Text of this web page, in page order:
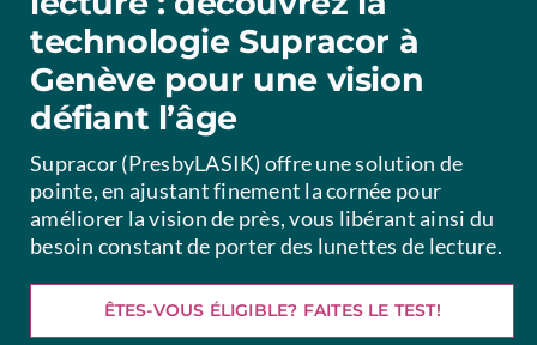
technologie Supracor à
Genève pour une vision
défiant l’âge
Supracor (PresbyLASIK) offre une solution de
pointe, en ajustant finement la cornée pour
améliorer la vision de près, vous libérant ainsi du
besoin constant de porter des lunettes de lecture.
ÊTES-VOUS ÉLIGIBLE? FAITES LE TEST!